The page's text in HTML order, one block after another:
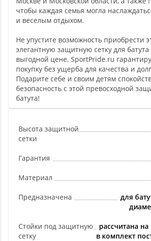
чтобы каждая семья могла
и веселым отдыхом.
Не упустите возможность приобрести
элегантную защитную сетку для
выгодной цене. SportPride.ru
покупку без ущерба для качества и
Подарите себе и своим детям
безопасность с этой превосходной
батута!
Высота защитной
сетки
Гарантия
Материал
Предназначена
для
Стойки под защитную
сетку
рассчитана на
в комплект